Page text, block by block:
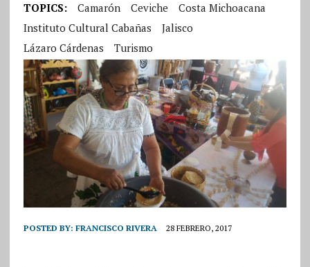
TOPICS: Camarón Ceviche
Costa Michoacana
Instituto Cultural Cabañas
Jalisco
Lázaro Cárdenas
Turismo
POSTED BY: FRANCISCO RIVERA 28 FEBRERO, 2017